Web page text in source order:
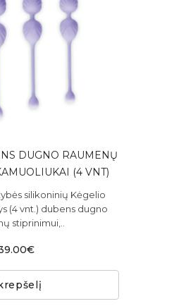
DUGNO RAUMENŲ
(4 VNT)
silikoninių Kėgelio
(4 vnt.) dubens dugno
stiprinimui,..